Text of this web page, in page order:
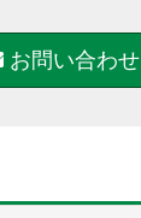
お問い合わせ